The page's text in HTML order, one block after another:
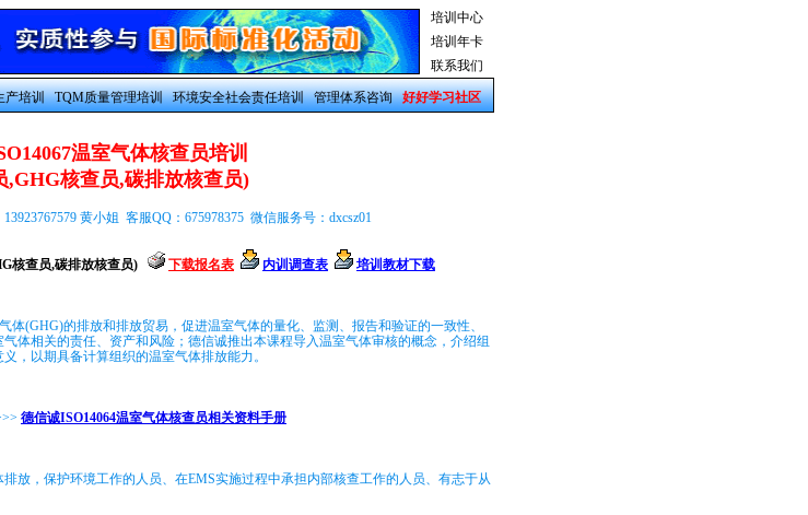
培训中心
培训年卡
联系我们
产培训 TQM质量管理培训 环境安全社会责任培训 管理体系咨询 好好学习社区
温室气体核查员培训
,GHG核查员,碳排放核查员)
黄小姐 客服QQ：675978375 微信服务号：dxcsz01
核查员,碳排放核查员) 下载报名表 内训调查表
培训教材下载
体(GHG)的排放和排放贸易，促进温室气体的量化、监测、报告和验证的一致性、
体相关的责任、资产和风险；德信诚推出本课程导入温室气体审核的概念，介绍组
，以期具备计算组织的温室气体排放能力。
德信诚ISO14064温室气体核查员相关资料手册
放，保护环境工作的人员、在EMS实施过程中承担内部核查工作的人员、有志于从